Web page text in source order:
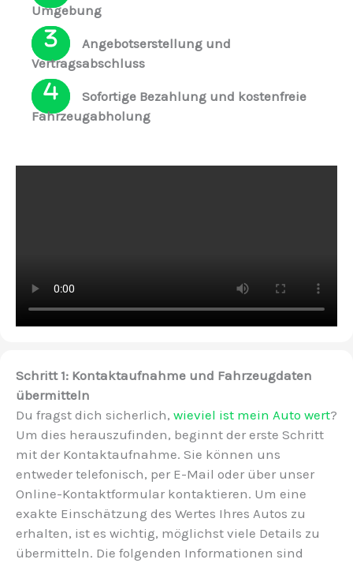
Umgebung
Angebotserstellung und
Vertragsabschluss
Sofortige Bezahlung und kostenfreie
Fahrzeugabholung
Schritt 1: Kontaktaufnahme und Fahrzeugdaten
übermitteln
Du fragst dich sicherlich, wieviel ist mein Auto wert?
Um dies herauszufinden, beginnt der erste Schritt
mit der Kontaktaufnahme. Sie können uns
entweder telefonisch, per E-Mail oder über unser
Online-Kontaktformular kontaktieren. Um eine
exakte Einschätzung des Wertes Ihres Autos zu
erhalten, ist es wichtig, möglichst viele Details zu
übermitteln. Die folgenden Informationen sind